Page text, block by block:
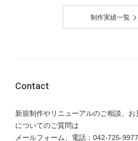
制作実績一覧
Contact
新規制作やリニューアルのご相談、
についてのご質問は
メールフォーム、電話： 042-725-9977